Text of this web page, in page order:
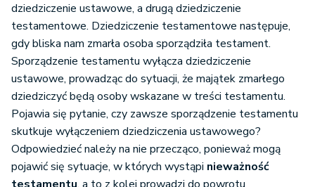
testowania
Kiedy i w jaki sposób podnieść zarzut nieważności testamentu
Niedochowanie wymogów formy różnego rodzaju
testamentów a ich nieważność
dziedziczenie ustawowe, a drugą dziedziczenie
testamentowe. Dziedziczenie testamentowe następuje,
gdy bliska nam zmarła osoba sporządziła testament.
Sporządzenie testamentu wyłącza dziedziczenie
ustawowe, prowadząc do sytuacji, że majątek zmarłego
dziedziczyć będą osoby wskazane w treści testamentu.
Pojawia się pytanie, czy zawsze sporządzenie testamentu
skutkuje wyłączeniem dziedziczenia ustawowego?
Odpowiedzieć należy na nie przecząco, ponieważ mogą
pojawić się sytuacje, w których wystąpi nieważność